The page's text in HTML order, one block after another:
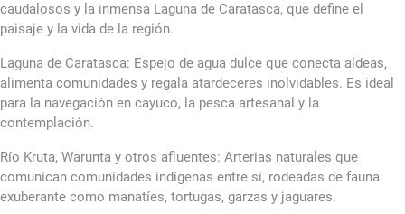
caudalosos y la inmensa Laguna de Caratasca, que define el
paisaje y la vida de la región.
Laguna de Caratasca: Espejo de agua dulce que conecta aldeas,
alimenta comunidades y regala atardeceres inolvidables. Es ideal
para la navegación en cayuco, la pesca artesanal y la
contemplación.
Río Kruta, Warunta y otros afluentes: Arterias naturales que
comunican comunidades indígenas entre sí, rodeadas de fauna
exuberante como manatíes, tortugas, garzas y jaguares.